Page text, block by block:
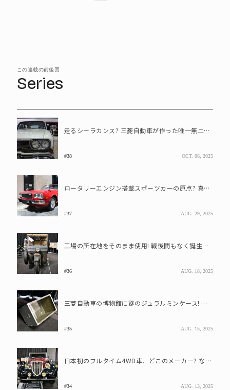
この連載の前後回
Series
走るシーラカンス? 三菱自動車が作った唯一無二の高級車とは
#38 OCT. 06, 2025
ロータリーエンジン搭載スポーツカーの原点? 真っ赤な車体で一世を風靡したマツダ車とは
#37 AUG. 29, 2025
工場の所在地をそのまま使用! 戦後間もなく誕生したオート三輪トラックの名前は?
#36 AUG. 18, 2025
三菱自動車の博物館に謎のジュラルミンケース! これも戦争の遺物?
#35 AUG. 15, 2025
日本初のフルタイム4WD車、どこのメーカー? なんというクルマ?
#34 AUG. 13, 2025